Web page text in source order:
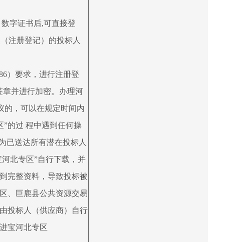
字证书后,可直接登
注册登记）的投标人
）要求，进行注册登
章并进行加密。办理河
的，可以在规定时间内
”的过 程中遇到任何操
已送达所有潜在投标人
北专区”自行下载，并
完整资料，导致投标被
、巨鹿县公共资源交易
投标人（供应商）自行
宝河北专区